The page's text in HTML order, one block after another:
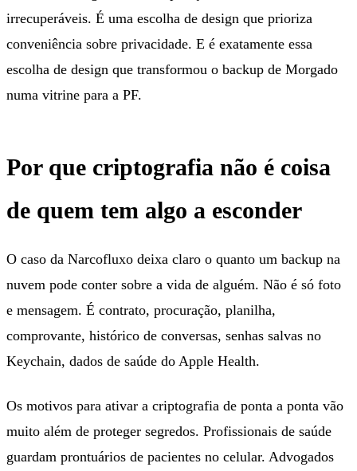
irrecuperáveis. É uma escolha de design que prioriza
conveniência sobre privacidade. E é exatamente essa
escolha de design que transformou o backup de Morgado
numa vitrine para a PF.
Por que criptografia não é coisa
de quem tem algo a esconder
O caso da Narcofluxo deixa claro o quanto um backup na
nuvem pode conter sobre a vida de alguém. Não é só foto
e mensagem. É contrato, procuração, planilha,
comprovante, histórico de conversas, senhas salvas no
Keychain, dados de saúde do Apple Health.
Os motivos para ativar a criptografia de ponta a ponta vão
muito além de proteger segredos. Profissionais de saúde
guardam prontuários de pacientes no celular. Advogados